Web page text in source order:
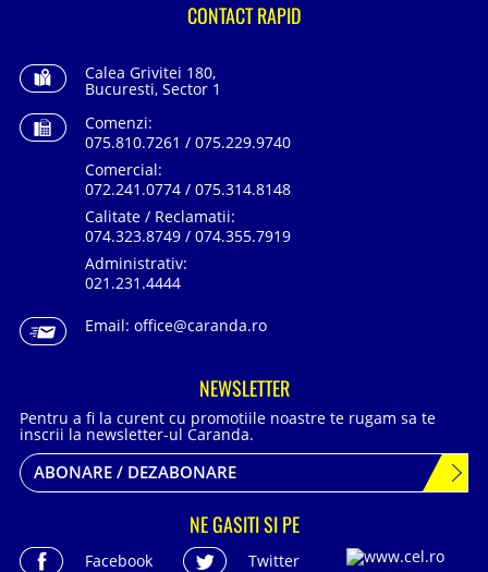
CONTACT RAPID
Calea Grivitei 180,
Bucuresti, Sector 1
Comenzi:
075.810.7261 / 075.229.9740
Comercial:
072.241.0774 / 075.314.8148
Calitate / Reclamatii:
074.323.8749 / 074.355.7919
Administrativ:
021.231.4444
Email: office@caranda.ro
NEWSLETTER
Pentru a fi la curent cu promotiile noastre te rugam sa te
inscrii la newsletter-ul Caranda.
ABONARE / DEZABONARE
NE GASITI SI PE
Facebook
Twitter